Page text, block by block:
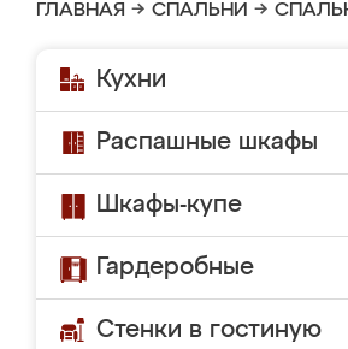
ГЛАВНАЯ → СПАЛЬНИ →
Кухни
Распашные шкафы
Шкафы-купе
Гардеробные
Стенки в гостиную